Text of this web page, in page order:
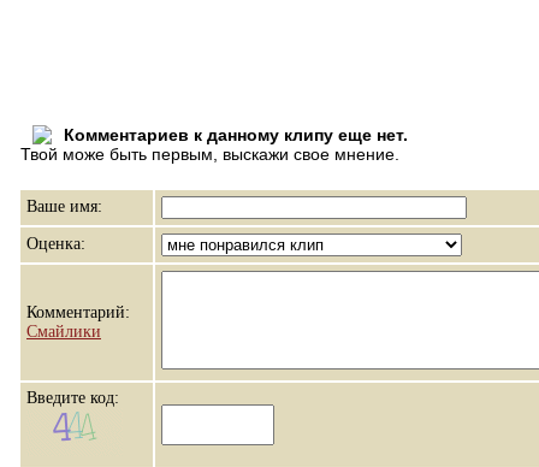
Комментариев к данному клипу еще нет.
Твой може быть первым, выскажи свое мнение.
Ваше имя:
Оценка:
Комментарий:
Смайлики
Введите код: